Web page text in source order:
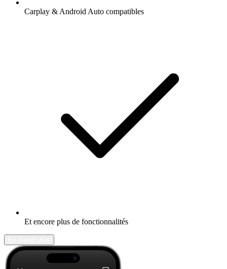
Carplay & Android Auto compatibles
Et encore plus de fonctionnalités